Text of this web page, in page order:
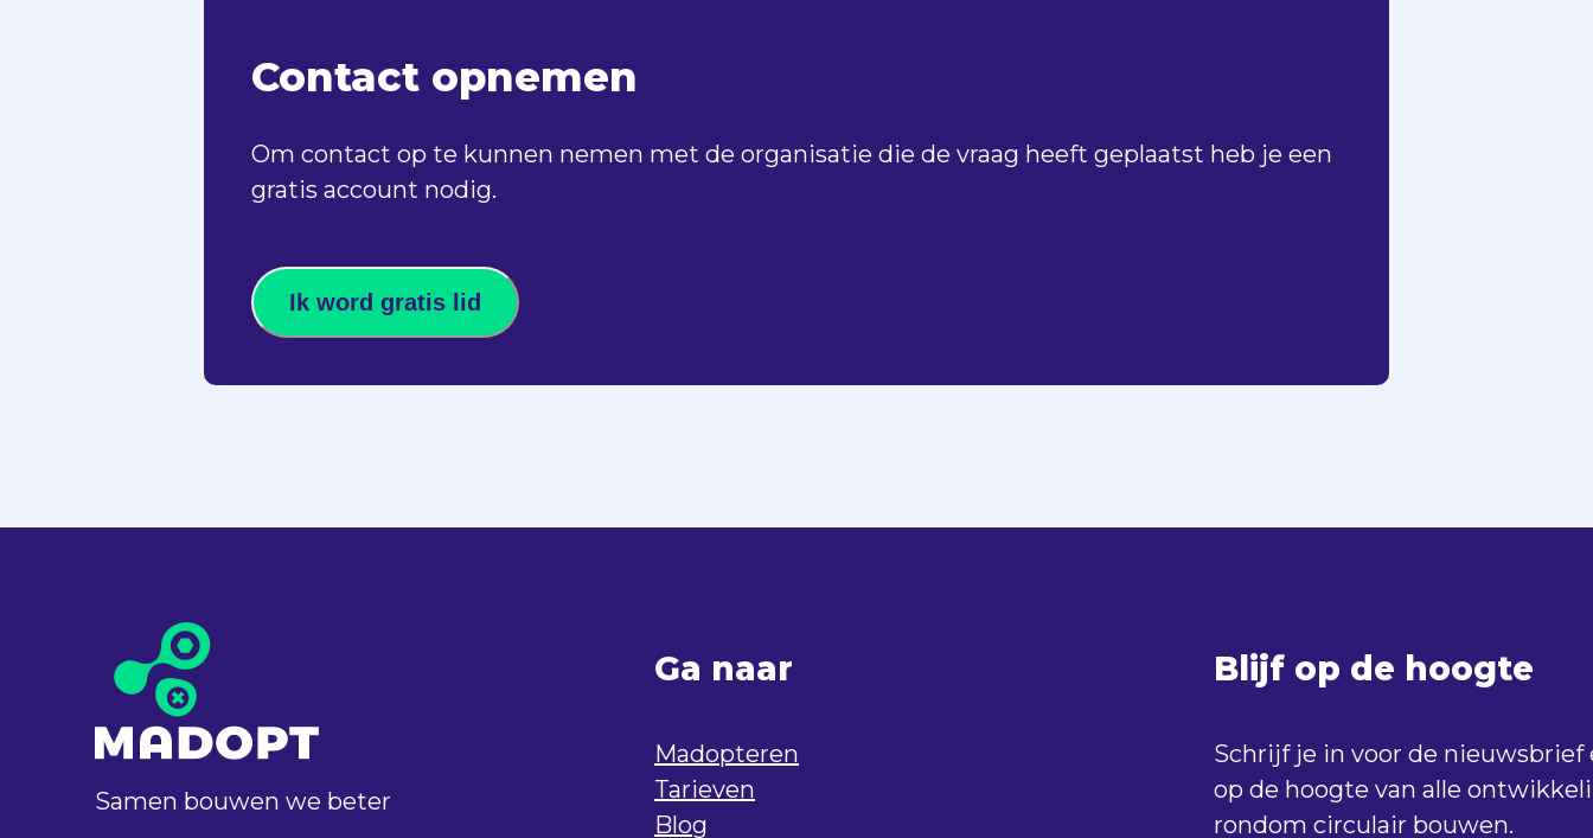
Contact opnemen
Om contact op te kunnen nemen met de organisatie die de vraag heeft geplaatst heb je een
gratis account nodig.
Ik word gratis lid
Samen bouwen we beter
Blijf op de hoogte
Schrijf je in voor de nieuwsbrief
op de hoogte van alle
rondom circulair bouwen.
Ga naar
Madopteren
Tarieven
Blog